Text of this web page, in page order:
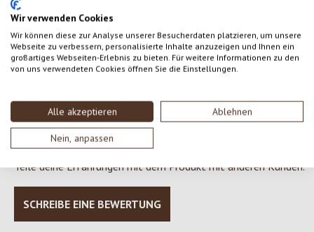
Wir verwenden Cookies
Wir können diese zur Analyse unserer Besucherdaten platzieren, um unsere
Webseite zu verbessern, personalisierte Inhalte anzuzeigen und Ihnen ein
großartiges Webseiten-Erlebnis zu bieten. Für weitere Informationen zu den
von uns verwendeten Cookies öffnen Sie die Einstellungen.
Alle akzeptieren Ablehnen
Nein, anpassen
SOJALECITHIN*), SESAM*, Leinsaat*, Bourbon Vanille*
*aus kontrolliert biologischem Anbau.
Durchschnittliche Bewertung von 0 von 5 Sternen
Gib eine Bewertung ab!
Teile deine Erfahrungen mit dem Produkt mit anderen Kunden.
SCHREIBE EINE BEWERTUNG